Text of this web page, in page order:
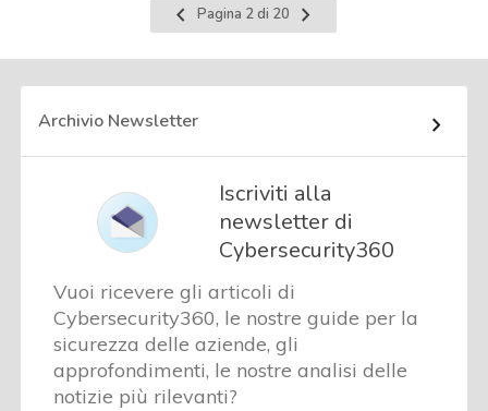
Pagina
precedente
Pagina 2 di 20
Pagina
successiva
Archivio Newsletter
Iscriviti alla
newsletter di
Cybersecurity360
Vuoi ricevere gli articoli di
Cybersecurity360, le nostre guide per la
sicurezza delle aziende, gli
approfondimenti, le nostre analisi delle
notizie più rilevanti?